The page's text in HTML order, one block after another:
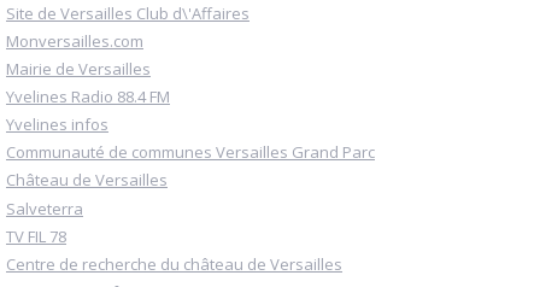
Site de Versailles Club d\'Affaires
Monversailles.com
Mairie de Versailles
Yvelines Radio 88.4 FM
Yvelines infos
Communauté de communes Versailles Grand Parc
Château de Versailles
Salveterra
TV FIL 78
Centre de recherche du château de Versailles